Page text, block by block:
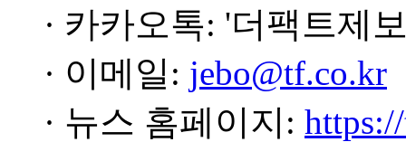
· 카카오톡: '더팩트제
· 이메일: jebo@tf.co.kr
· 뉴스 홈페이지: